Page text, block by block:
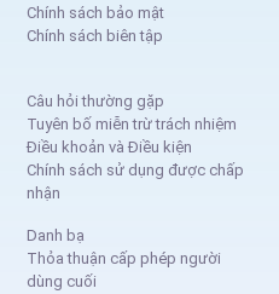
Chính sách bảo mật
Chính sách biên tập
Câu hỏi thường gặp
Tuyên bố miễn trừ trách nhiệm
Điều khoản và Điều kiện
Chính sách sử dụng được chấp
nhận
Danh bạ
Thỏa thuận cấp phép người
dùng cuối